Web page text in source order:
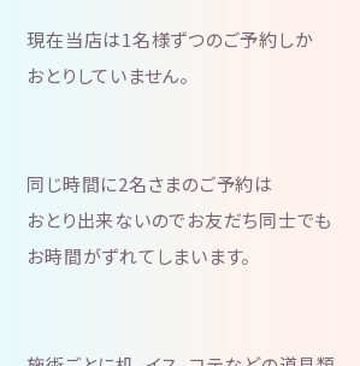
現在当店は1名様ずつのご予約しか
おとりしていません。
同じ時間に2名さまのご予約は
おとり出来ないのでお友だち同士でも
お時間がずれてしまいます。